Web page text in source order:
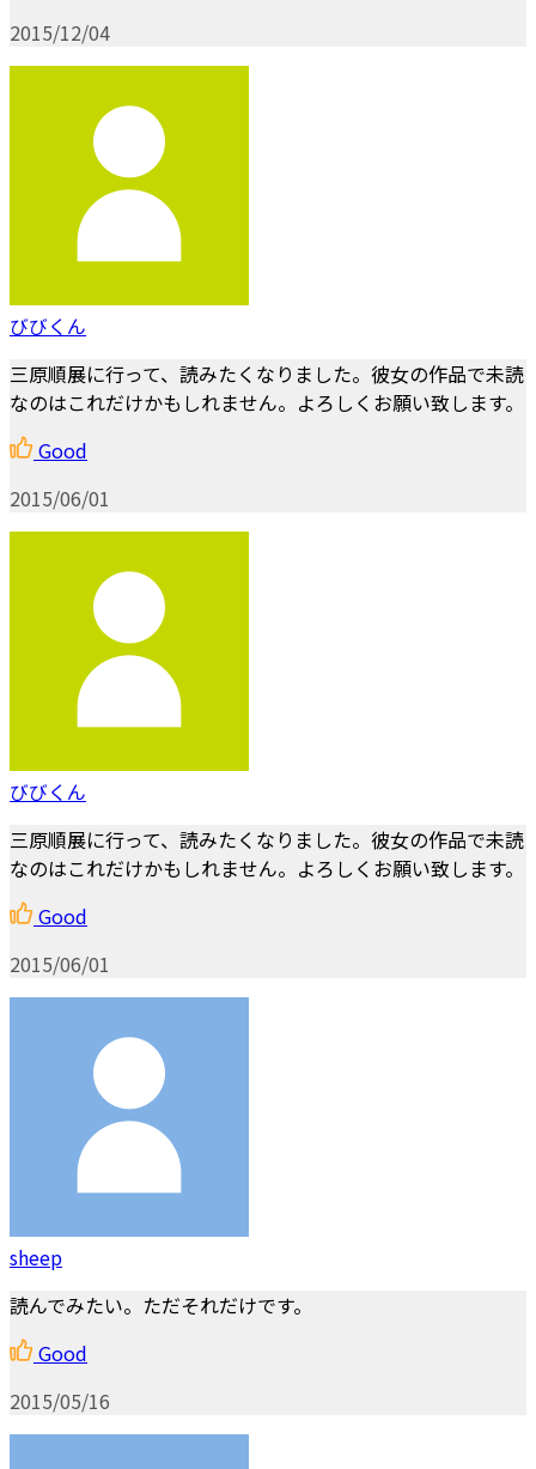
2015/12/04
びびくん
三原順展に行って、読みたくなりました。彼女の作品で未読
なのはこれだけかもしれません。よろしくお願い致します。
Good
2015/06/01
びびくん
三原順展に行って、読みたくなりました。彼女の作品で未読
なのはこれだけかもしれません。よろしくお願い致します。
Good
2015/06/01
sheep
読んでみたい。ただそれだけです。
Good
2015/05/16